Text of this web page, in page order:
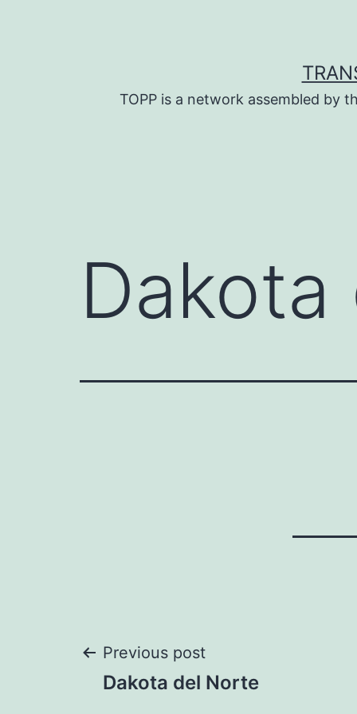
TOPP is a network assembled by
Dakota
Navegación
Previous post
Dakota del Norte